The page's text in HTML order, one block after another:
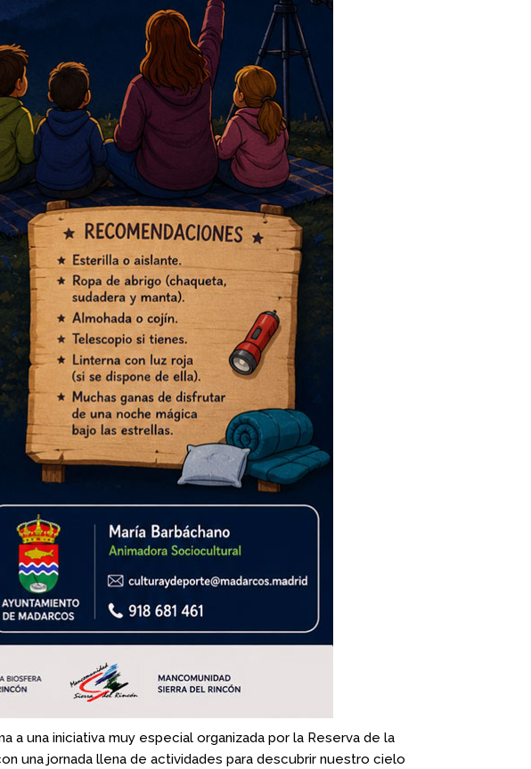
a una iniciativa muy especial organizada por la Reserva de la
una jornada llena de actividades para descubrir nuestro cielo